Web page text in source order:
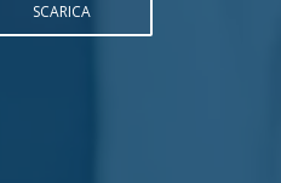
SCARICA